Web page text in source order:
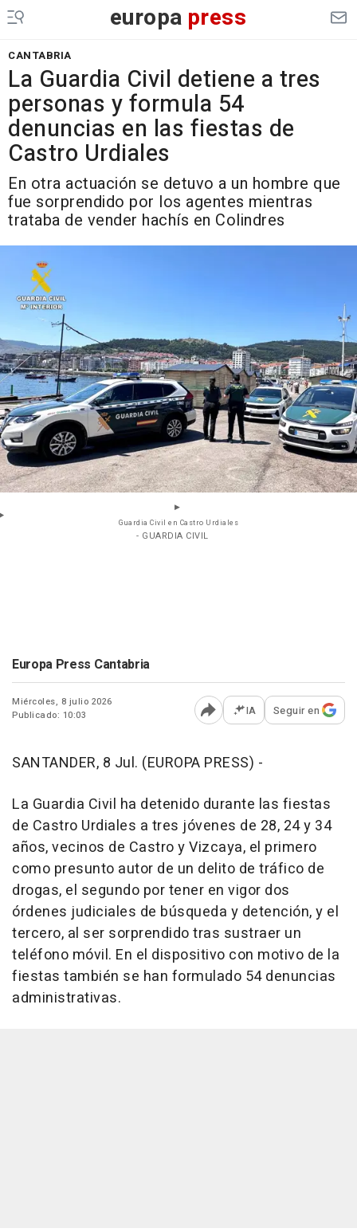
europa press
CANTABRIA
La Guardia Civil detiene a tres
personas y formula 54
denuncias en las fiestas de
Castro Urdiales
En otra actuación se detuvo a un hombre que
fue sorprendido por los agentes mientras
trataba de vender hachís en Colindres
Guardia Civil en Castro Urdiales
- GUARDIA CIVIL
Europa Press Cantabria
Miércoles, 8 julio 2026
Publicado: 10:03
Abrir opciones para
IA Seguir en
SANTANDER, 8 Jul. (EUROPA PRESS) -
La Guardia Civil ha detenido durante las fiestas
de Castro Urdiales a tres jóvenes de 28, 24 y 34
años, vecinos de Castro y Vizcaya, el primero
como presunto autor de un delito de tráfico de
drogas, el segundo por tener en vigor dos
órdenes judiciales de búsqueda y detención, y el
tercero, al ser sorprendido tras sustraer un
teléfono móvil. En el dispositivo con motivo de la
fiestas también se han formulado 54 denuncias
administrativas.